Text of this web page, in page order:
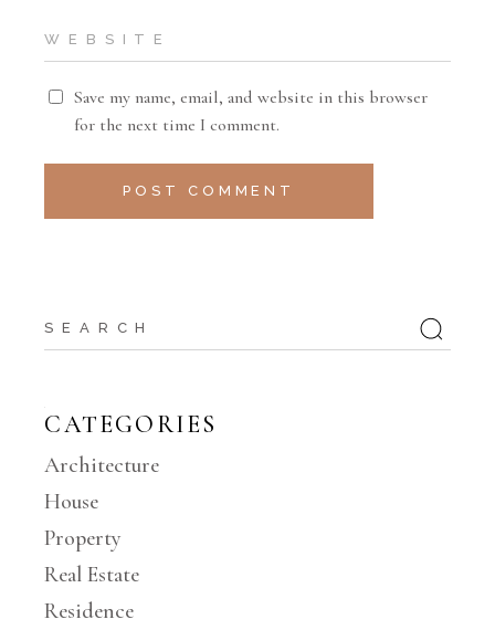
Save my name, email, and website in this browser
for the next time I comment.
POST COMMENT
CATEGORIES
Architecture
House
Property
Real Estate
Residence